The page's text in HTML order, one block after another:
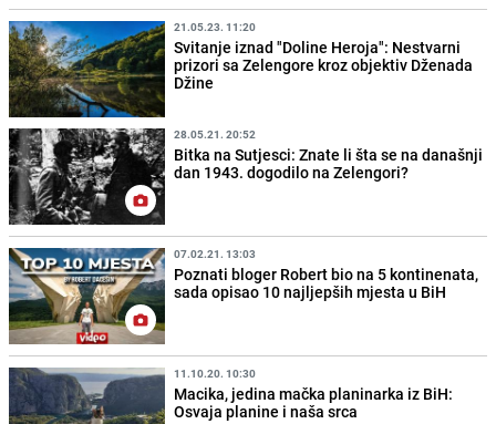
21.05.23. 11:20
Svitanje iznad "Doline Heroja": Nestvarni
prizori sa Zelengore kroz objektiv Dženada
Džine
28.05.21. 20:52
Bitka na Sutjesci: Znate li šta se na današnji
dan 1943. dogodilo na Zelengori?
07.02.21. 13:03
Poznati bloger Robert bio na 5 kontinenata,
sada opisao 10 najljepših mjesta u BiH
11.10.20. 10:30
Macika, jedina mačka planinarka iz BiH:
Osvaja planine i naša srca